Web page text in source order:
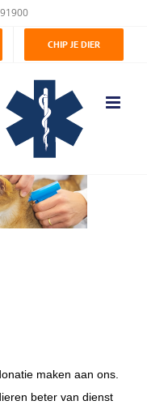
CHIP JE DIER
maken aan ons.
beter van dienst